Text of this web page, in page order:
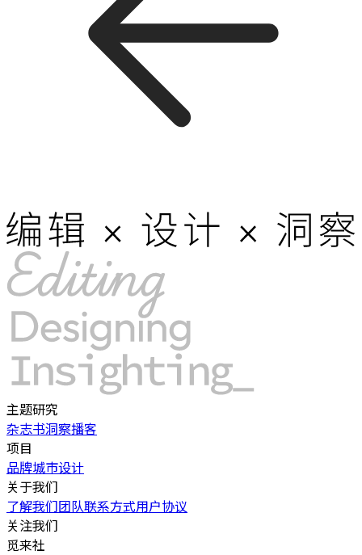
主题研究
杂志书洞察播客
项目
品牌城市设计
关于我们
了解我们团队联系方式用户协议
关注我们
觅来社